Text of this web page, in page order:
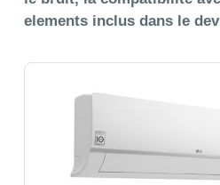
elements inclus dans le